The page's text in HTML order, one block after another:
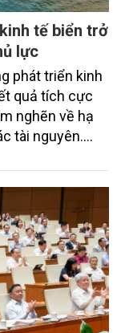
tế biển trở
lực
phát triển kinh
quả tích cực
nghẽn về hạ
tài nguyên.
nhanh, bền
thúc đẩy tăng
đến năm